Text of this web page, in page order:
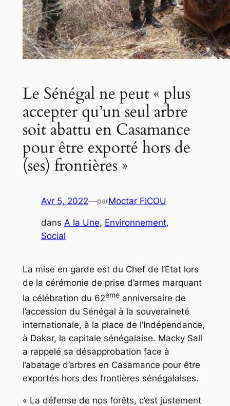
Le Sénégal ne peut « plus
accepter qu’un seul arbre
soit abattu en Casamance
pour être exporté hors de
(ses) frontières »
Avr 5, 2022—parMoctar FICOU
dans A la Une, Environnement
Social
La mise en garde est du Chef de l’Etat lors
de la cérémonie de prise d’armes marquant
la célébration du 62èmeanniversaire de
l’accession du Sénégal à la souveraineté
internationale, à la place de l’Indépendance,
à Dakar, la capitale sénégalaise. Macky Sall
a rappelé sa désapprobation face à
l’abatage d’arbres en Casamance pour être
exportés hors des frontières sénégalaises.
« La défense de nos forêts, c’est justement